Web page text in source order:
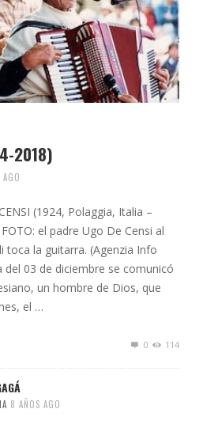
2018)
(1924, Polaggia, Italia –
el padre Ugo De Censi al
toca la guitarra. (Agenzia Info
del 03 de diciembre se comunicó
un hombre de Dios, que
el …
0 114
8 AÑOS AGO